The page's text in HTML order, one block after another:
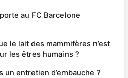
au FC Barcelone
le lait des mammifères n’est
les êtres humains ?
un entretien d’embauche ?